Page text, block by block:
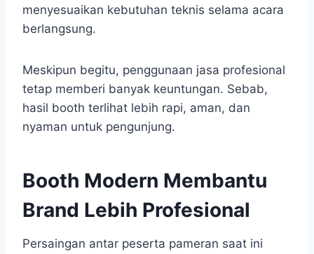
menyesuaikan kebutuhan teknis selama acara
berlangsung.
Meskipun begitu, penggunaan jasa profesional
tetap memberi banyak keuntungan. Sebab,
hasil booth terlihat lebih rapi, aman, dan
nyaman untuk pengunjung.
Booth Modern Membantu
Brand Lebih Profesional
Persaingan antar peserta pameran saat ini